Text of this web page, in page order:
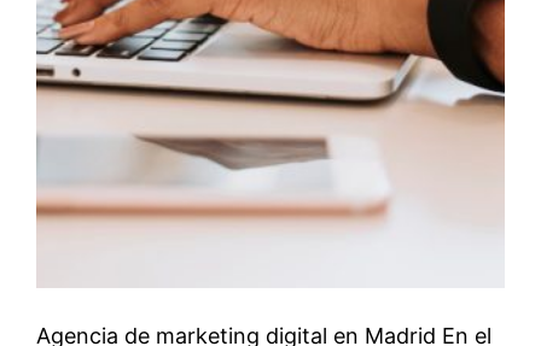
Agencia de marketing digital en Madrid En el